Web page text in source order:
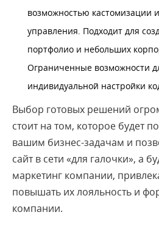
возможностью кастомизации
управления. Подходит для
портфолио и небольших
Ограниченные возможности
индивидуальной настройки
Выбор готовых решений
стоит на том, которое будет
вашим бизнес-задачам и
сайт в сети «для галочки», а
маркетинг компании,
повышать их лояльность и
компании.